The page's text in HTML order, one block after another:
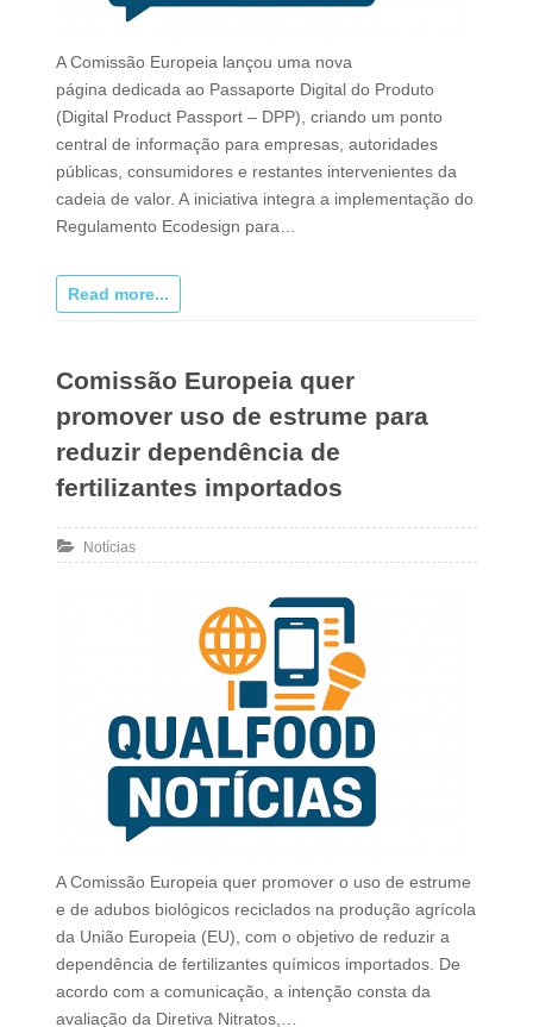
A Comissão Europeia lançou uma nova
página dedicada ao Passaporte Digital do Produto
(Digital Product Passport – DPP), criando um ponto
central de informação para empresas, autoridades
públicas, consumidores e restantes intervenientes da
cadeia de valor. A iniciativa integra a implementação do
Regulamento Ecodesign para…
Read more...
Comissão Europeia quer
promover uso de estrume para
reduzir dependência de
fertilizantes importados
Notícias
A Comissão Europeia quer promover o uso de estrume
e de adubos biológicos reciclados na produção agrícola
da União Europeia (EU), com o objetivo de reduzir a
dependência de fertilizantes químicos importados. De
acordo com a comunicação, a intenção consta da
avaliação da Diretiva Nitratos,…